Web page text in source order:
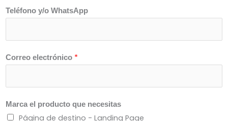
Teléfono y/o WhatsApp
Correo electrónico *
Marca el producto que necesitas
Página de destino - Landing Page